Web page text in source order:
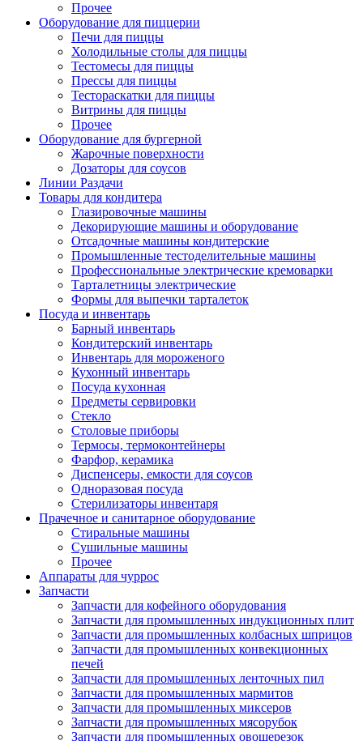
Прочее
Оборудование для пиццерии
Печи для пиццы
Холодильные столы для пиццы
Тестомесы для пиццы
Прессы для пиццы
Тестораскатки для пиццы
Витрины для пиццы
Прочее
Оборудование для бургерной
Жарочные поверхности
Дозаторы для соусов
Линии Раздачи
Товары для кондитера
Глазировочные машины
Декорирующие машины и оборудование
Отсадочные машины кондитерские
Промышленные тестоделительные машины
Профессиональные электрические кремоварки
Тарталетницы электрические
Формы для выпечки тарталеток
Посуда и инвентарь
Барный инвентарь
Кондитерский инвентарь
Инвентарь для мороженого
Кухонный инвентарь
Посуда кухонная
Предметы сервировки
Стекло
Столовые приборы
Термосы, термоконтейнеры
Фарфор, керамика
Диспенсеры, емкости для соусов
Одноразовая посуда
Стерилизаторы инвентаря
Прачечное и санитарное оборудование
Стиральные машины
Сушильные машины
Прочее
Аппараты для чуррос
Запчасти
Запчасти для кофейного оборудования
Запчасти для промышленных индукционных плит
Запчасти для промышленных колбасных шприцов
Запчасти для промышленных конвекционных
печей
Запчасти для промышленных ленточных пил
Запчасти для промышленных мармитов
Запчасти для промышленных миксеров
Запчасти для промышленных мясорубок
Запчасти для промышленных овощерезок